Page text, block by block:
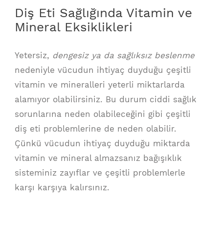
Diş Eti Sağlığında Vitamin ve
Mineral Eksiklikleri
Yetersiz, dengesiz ya da sağlıksız beslenme
nedeniyle vücudun ihtiyaç duyduğu çeşitli
vitamin ve mineralleri yeterli miktarlarda
alamıyor olabilirsiniz. Bu durum ciddi sağlık
sorunlarına neden olabileceğini gibi çeşitli
diş eti problemlerine de neden olabilir.
Çünkü vücudun ihtiyaç duyduğu miktarda
vitamin ve mineral almazsanız bağışıklık
sisteminiz zayıflar ve çeşitli problemlerle
karşı karşıya kalırsınız.